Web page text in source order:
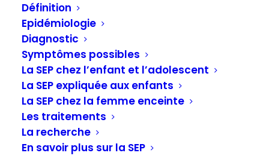
Définition
Epidémiologie
Diagnostic
Symptômes possibles
La SEP chez l’enfant et l’adolescent
La SEP expliquée aux enfants
La SEP chez la femme enceinte
Les traitements
La recherche
En savoir plus sur la SEP
COMMENT J'AI FAIT FACE
APRÈS LE DIAGNOSTIC (2
ANNÉES AVEC LA SEP),
ANGÉLIQUE TÉMOIGNE
Face au diagnostic
Accueil Vos témoignages